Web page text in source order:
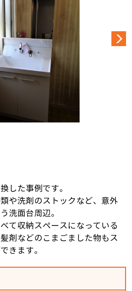
した事例です。
や洗剤のストックなど、意外
洗面台周辺。
て収納スペースになっている
剤などのこまごました物もス
きます。